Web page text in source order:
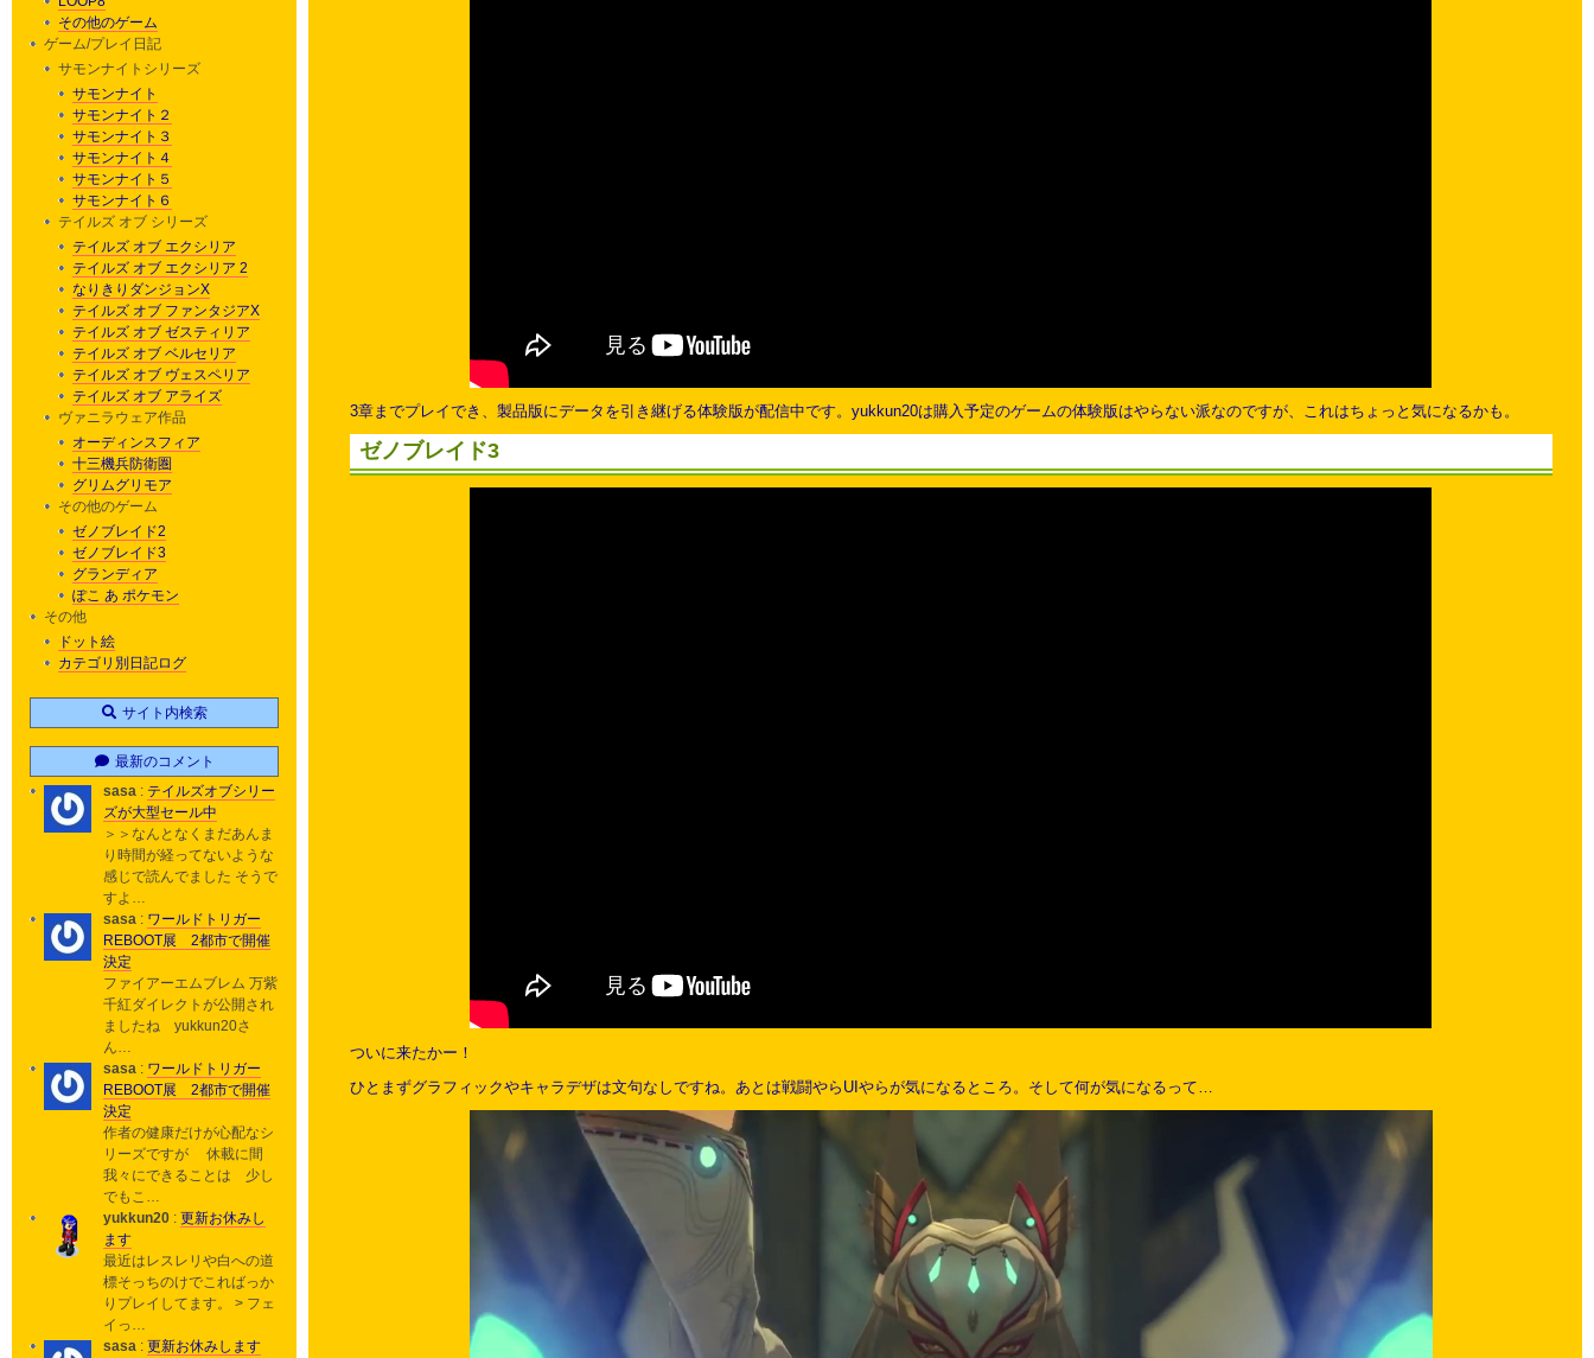
3章までプレイでき、製品版にデータを引き継げる体験版が配信中です。yukkun20は購入予定のゲームの体験版はやらない派なのですが、これはちょっと気になるかも。
ゼノブレイド3
ついに来たかー！
ひとまずグラフィックやキャラデザは文句なしですね。あとは戦闘やらUIやらが気になるところ。そして何が気になるって…
その他のゲーム
ゲーム/プレイ日記
サモンナイトシリーズ
サモンナイト
サモンナイト２
サモンナイト３
サモンナイト４
サモンナイト５
サモンナイト６
テイルズ オブ シリーズ
テイルズ オブ エクシリア
テイルズ オブ エクシリア 2
なりきりダンジョンX
テイルズ オブ ファンタジアX
テイルズ オブ ゼスティリア
テイルズ オブ ベルセリア
テイルズ オブ ヴェスペリア
テイルズ オブ アライズ
ヴァニラウェア作品
オーディンスフィア
十三機兵防衛圏
グリムグリモア
その他のゲーム
ゼノブレイド2
ゼノブレイド3
グランディア
ぽこ あ ポケモン
その他
ドット絵
カテゴリ別日記ログ
サイト内検索
最新のコメント
sasa : テイルズオブシリー
ズが大型セール中
＞＞なんとなくまだあんま
り時間が経ってないような
感じで読んでました そうで
すよ…
sasa : ワールドトリガー
REBOOT展 2都市で開催
決定
ファイアーエムブレム 万紫
千紅ダイレクトが公開され
ましたね yukkun20さ
ん…
sasa : ワールドトリガー
REBOOT展 2都市で開催
決定
作者の健康だけが心配なシ
リーズですが 休載に間
我々にできることは 少し
でもこ…
yukkun20 : 更新お休みし
ます
最近はレスレリや白への道
標そっちのけでこればっか
りプレイしてます。 > フェ
イっ…
sasa : 更新お休みします